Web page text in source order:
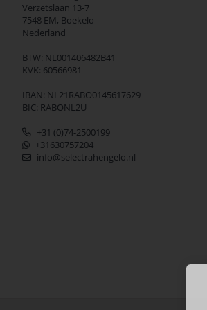
Verzetslaan 13-7
7548 EM, Boekelo
Nederland
BTW: NL001406482B41
KVK: 60566981
IBAN: NL21RABO0145617629
BIC: RABONL2U
+31 (0)74-2500199
+31630757204
info@selectrahengelo.nl